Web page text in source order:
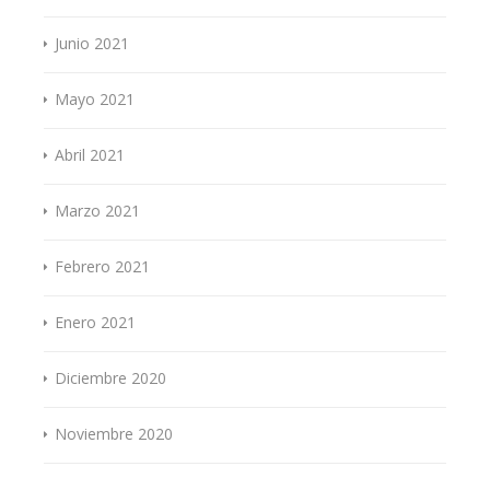
Junio 2021
Mayo 2021
Abril 2021
Marzo 2021
Febrero 2021
Enero 2021
Diciembre 2020
Noviembre 2020